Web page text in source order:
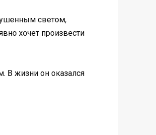
светом,
хочет произвести
В жизни он оказался